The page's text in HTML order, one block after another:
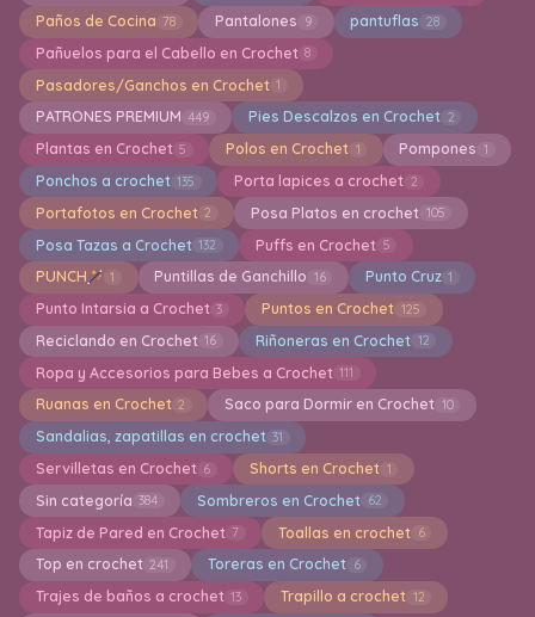
Paños de Cocina 78 Pantalones 9 pantuflas 28
Pañuelos para el Cabello en Crochet 8
Pasadores/Ganchos en Crochet 1
PATRONES PREMIUM 449 Pies Descalzos en Crochet 2
Plantas en Crochet 5 Polos en Crochet 1 Pompones 1
Ponchos a crochet 135 Porta lapices a crochet 2
Portafotos en Crochet 2 Posa Platos en crochet 105
Posa Tazas a Crochet 132 Puffs en Crochet 5
PUNCH 1 Puntillas de Ganchillo 16 Punto Cruz 1
Punto Intarsia a Crochet 3 Puntos en Crochet 125
Reciclando en Crochet 16 Riñoneras en Crochet 12
Ropa y Accesorios para Bebes a Crochet 111
Ruanas en Crochet 2 Saco para Dormir en Crochet 10
Sandalias, zapatillas en crochet 31
Servilletas en Crochet 6 Shorts en Crochet 1
Sin categoría 384 Sombreros en Crochet 62
Tapiz de Pared en Crochet 7 Toallas en crochet 6
Top en crochet 241 Toreras en Crochet 6
Trajes de baños a crochet 13 Trapillo a crochet 12